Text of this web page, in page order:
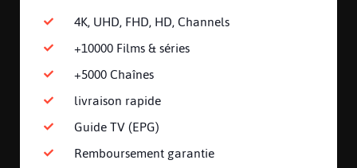
4K, UHD, FHD, HD, Channels
+10000 Films & séries
+5000 Chaînes
livraison rapide
Guide TV (EPG)
Remboursement garantie